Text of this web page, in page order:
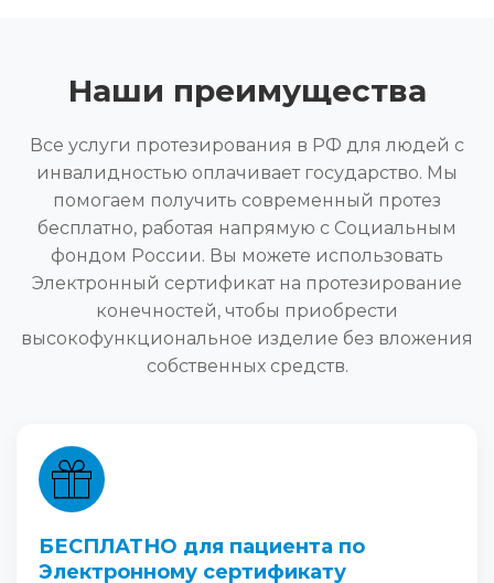
Наши преимущества
Все услуги протезирования в РФ для людей с
инвалидностью оплачивает государство. Мы
помогаем получить современный протез
бесплатно, работая напрямую с Социальным
фондом России. Вы можете использовать
Электронный сертификат на протезирование
конечностей, чтобы приобрести
высокофункциональное изделие без вложения
собственных средств.
БЕСПЛАТНО для пациента по
Электронному сертификату